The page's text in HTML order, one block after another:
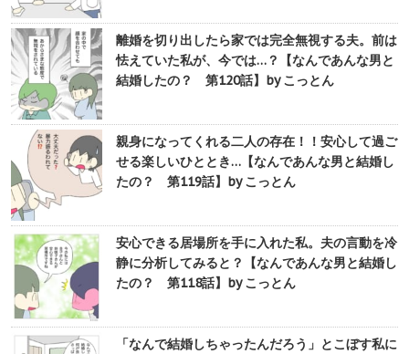
離婚を切り出したら家では完全無視する夫。前は
怯えていた私が、今では…？【なんであんな男と
結婚したの？ 第120話】by こっとん
親身になってくれる二人の存在！！安心して過ご
せる楽しいひととき…【なんであんな男と結婚し
たの？ 第119話】by こっとん
安心できる居場所を手に入れた私。夫の言動を冷
静に分析してみると？【なんであんな男と結婚し
たの？ 第118話】by こっとん
「なんで結婚しちゃったんだろう」とこぼす私に